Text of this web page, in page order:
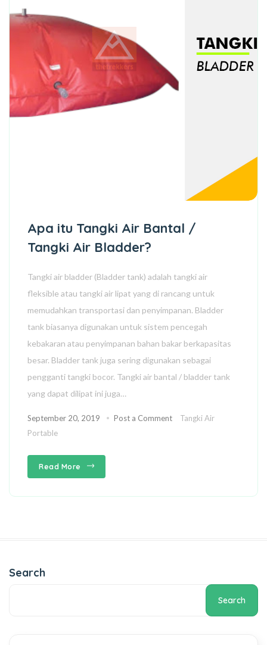
Apa itu Tangki Air Bantal /
Tangki Air Bladder?
Tangki air bladder (Bladder tank) adalah tangki air
fleksible atau tangki air lipat yang di rancang untuk
memudahkan transportasi dan penyimpanan. Bladder
tank biasanya digunakan untuk sistem pencegah
kebakaran atau penyimpanan bahan bakar berkapasitas
besar. Bladder tank juga sering digunakan sebagai
pengganti tangki bocor. Tangki air bantal / bladder tank
yang dapat dilipat ini juga…
September 20, 2019 Post a Comment
Tangki Air
Portable
Read More
Search
Search